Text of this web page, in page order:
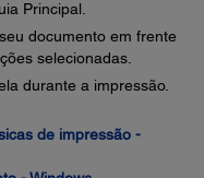
Principal.
documento em frente
selecionadas.
durante a impressão.
de impressão -